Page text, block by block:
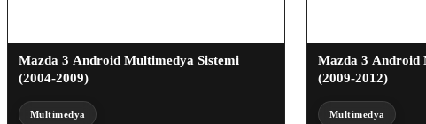
Mazda 3 Android Multimedya Sistemi
(2004-2009)
Multimedya
Mazda 3 Android
(2009-2012)
Multimedya